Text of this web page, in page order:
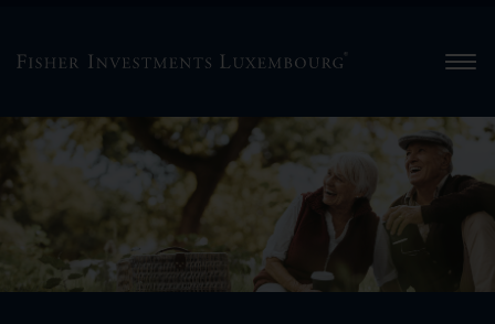
conseiller
financier
service
ses